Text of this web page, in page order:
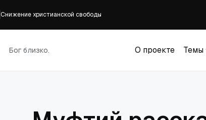
Снижение христианской свободы
Южная баптистская конвенция названа ответчиком в
Министр обороны Швейцарии извинился перед церквями за
Бог близко.
О проекте
Темы